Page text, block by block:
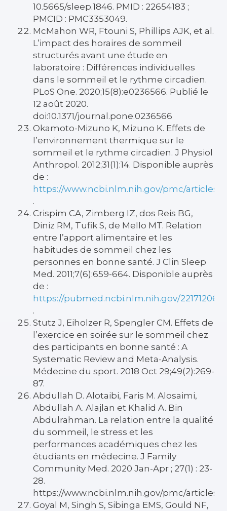
10.5665/sleep.1846. PMID : 22654183 ;
PMCID : PMC3353049.
McMahon WR, Ftouni S, Phillips AJK, et al.
L’impact des horaires de sommeil
structurés avant une étude en
laboratoire : Différences individuelles
dans le sommeil et le rythme circadien.
PLoS One. 2020;15(8):e0236566. Publié le
12 août 2020.
doi:10.1371/journal.pone.0236566
Okamoto-Mizuno K, Mizuno K. Effets de
l’environnement thermique sur le
sommeil et le rythme circadien. J Physiol
Anthropol. 2012;31(1):14. Disponible auprès
de :
https://www.ncbi.nlm.nih.gov/pmc/articles/
.
Crispim CA, Zimberg IZ, dos Reis BG,
Diniz RM, Tufik S, de Mello MT. Relation
entre l’apport alimentaire et les
habitudes de sommeil chez les
personnes en bonne santé. J Clin Sleep
Med. 2011;7(6):659-664. Disponible auprès
de :
https://pubmed.ncbi.nlm.nih.gov/22171206/
.
Stutz J, Eiholzer R, Spengler CM. Effets de
l’exercice en soirée sur le sommeil chez
des participants en bonne santé : A
Systematic Review and Meta-Analysis.
Médecine du sport. 2018 Oct 29;49(2):269-
87.
Abdullah D. Alotaibi, Faris M. Alosaimi,
Abdullah A. Alajlan et Khalid A. Bin
Abdulrahman. La relation entre la qualité
du sommeil, le stress et les
performances académiques chez les
étudiants en médecine. J Family
Community Med. 2020 Jan-Apr ; 27(1) : 23-
28.
https://www.ncbi.nlm.nih.gov/pmc/articles/
Goyal M, Singh S, Sibinga EMS, Gould NF,